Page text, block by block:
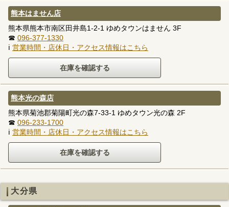
熊本はません店
熊本県熊本市南区田井島1-2-1 ゆめタウンはません 3F
☎ 096-377-1330
ℹ 営業時間・店休日・アクセス情報はこちら
熊本光の森店
熊本県菊池郡菊陽町光の森7-33-1 ゆめタウン光の森 2F
☎ 096-233-1700
ℹ 営業時間・店休日・アクセス情報はこちら
大分県